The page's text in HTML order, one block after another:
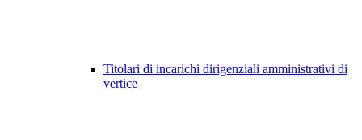
Titolari di incarichi dirigenziali amministrativi di
vertice